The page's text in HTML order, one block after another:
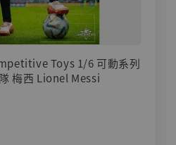
Toys 1/6 可動系列
梅西 Lionel Messi